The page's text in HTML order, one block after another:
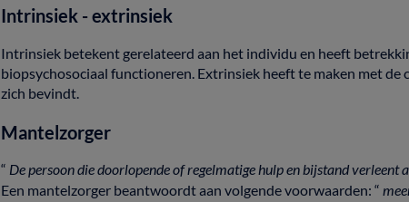
Intrinsiek -extrinsiek
Intrinsiek betekent gerelateerdaan het individuen heeft
biopsychosociaalfunctioneren. Extrinsiek heeftte maken metde
zich bevindt.
Mantelzorger
“ Depersoondiedoorlopendeofregelmatigehulpenbijstandverleent
Een mantelzorger beantwoordtaanvolgendevoorwaarden:“